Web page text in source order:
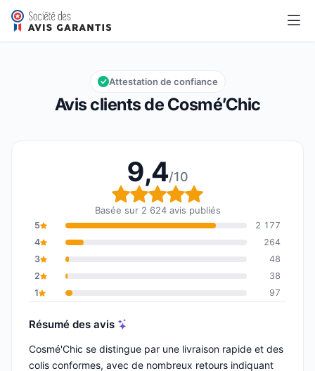
Cosmé’Chic
Note globale : 9,4 sur 10
9,4/10
Avis clients de Cosmé’Chic
Attestation de confiance
9,4/10
Note globale : 9,4 sur
Basée sur 2 624 avis publiés
5
2 177
4
264
3
48
2
38
1
97
Résumé des avis
Cosmé'Chic se distingue par une livraison rapide et des
colis conformes, avec de nombreux retours indiquant